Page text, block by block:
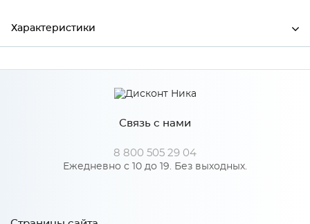
Характеристики
Производитель Сурская мебель
Дуб Бурбон
Связь с нами
8 800 505 29 04
Ежедневно с 10 до 19. Без выходных.